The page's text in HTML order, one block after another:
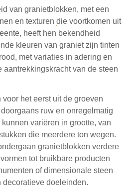
van granietblokken, met een
en texturen die voortkomen uit
heeft hen bekendheid
kleuren van graniet zijn tinten
met variaties in adering en
van de steen
het eerst uit de groeven
ruw en onregelmatig
variëren in grootte, van
die meerdere ton wegen.
granietblokken verdere
tot bruikbare producten
of dimensionale steen
doeleinden.